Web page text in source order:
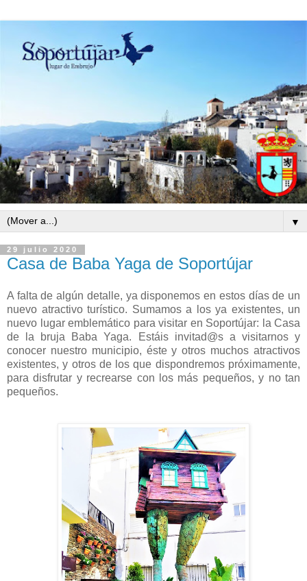
▼
29 julio 2020
Casa de Baba Yaga de Soportújar
A falta de algún detalle, ya disponemos en estos días de un
nuevo atractivo turístico. Sumamos a los ya existentes, un
nuevo lugar emblemático para visitar en Soportújar: la Casa
de la bruja Baba Yaga. Estáis invitad@s a visitarnos y
conocer nuestro municipio, éste y otros muchos atractivos
existentes, y otros de los que dispondremos próximamente,
para disfrutar y recrearse con los más pequeños, y no tan
pequeños.